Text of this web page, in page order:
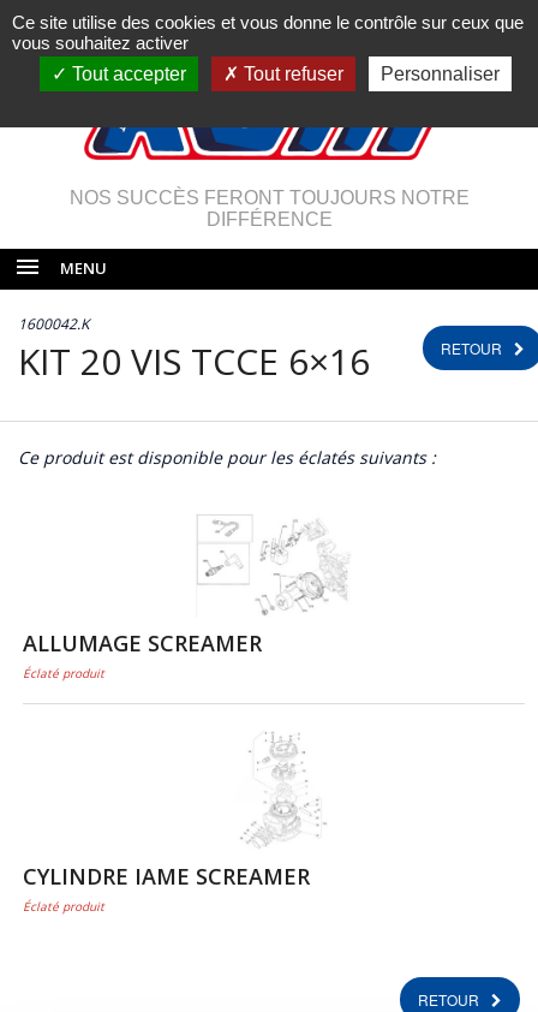
NOS SUCCÈS FERONT TOUJOURS NOTRE
DIFFÉRENCE
MENU
RETOUR
1600042.K
KIT 20 VIS TCCE 6×16
Ce produit est disponible pour les éclatés suivants :
ALLUMAGE SCREAMER
Éclaté produit
CYLINDRE IAME SCREAMER
Éclaté produit
RETOUR
Ce site utilise des cookies et vous donne le contrôle sur ceux que
vous souhaitez activer
Tout accepter
Tout refuser Personnaliser